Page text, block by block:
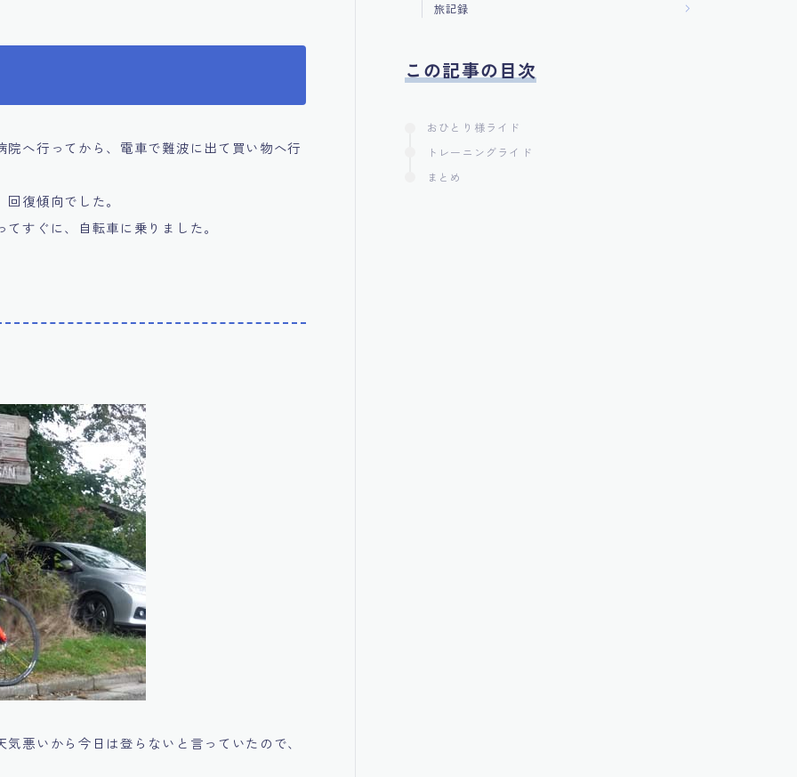
へ行ってから、電車で難波に出て買い物へ行
復傾向でした。
すぐに、自転車に乗りました。
悪いから今日は登らないと言っていたので、
旅記録
この記事の目次
おひとり様ライド
トレーニングライド
まとめ